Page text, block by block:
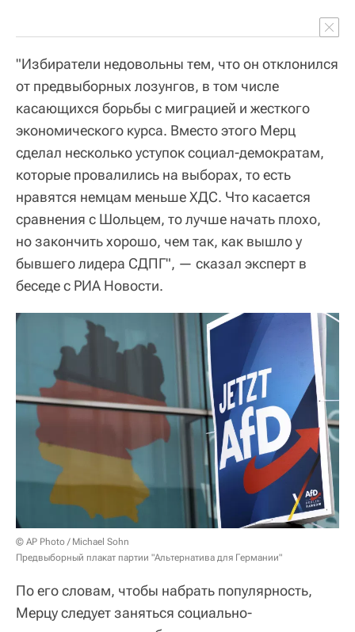
"Избиратели недовольны тем, что он отклонился
от предвыборных лозунгов, в том числе
касающихся борьбы с миграцией и жесткого
экономического курса. Вместо этого Мерц
сделал несколько уступок социал-демократам,
которые провалились на выборах, то есть
нравятся немцам меньше ХДС. Что касается
сравнения с Шольцем, то лучше начать плохо,
но закончить хорошо, чем так, как вышло у
бывшего лидера СДПГ", — сказал эксперт в
беседе с РИА Новости.
© AP Photo / Michael Sohn
Предвыборный плакат партии "Альтернатива для Германии"
По его словам, чтобы набрать популярность,
Мерцу следует заняться социально-